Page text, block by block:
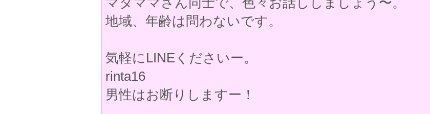
地域、年齢は問わないです。
気軽にLINEくださいー。
rinta16
男性はお断りしますー！